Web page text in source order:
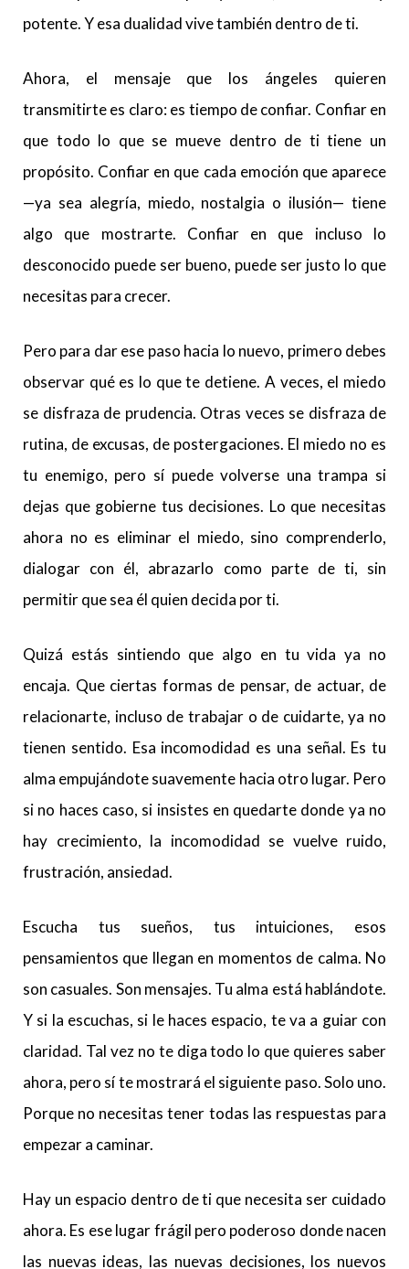
potente. Y esa dualidad vive también dentro de ti.
Ahora, el mensaje que los ángeles quieren
transmitirte es claro: es tiempo de confiar. Confiar en
que todo lo que se mueve dentro de ti tiene un
propósito. Confiar en que cada emoción que aparece
—ya sea alegría, miedo, nostalgia o ilusión— tiene
algo que mostrarte. Confiar en que incluso lo
desconocido puede ser bueno, puede ser justo lo que
necesitas para crecer.
Pero para dar ese paso hacia lo nuevo, primero debes
observar qué es lo que te detiene. A veces, el miedo
se disfraza de prudencia. Otras veces se disfraza de
rutina, de excusas, de postergaciones. El miedo no es
tu enemigo, pero sí puede volverse una trampa si
dejas que gobierne tus decisiones. Lo que necesitas
ahora no es eliminar el miedo, sino comprenderlo,
dialogar con él, abrazarlo como parte de ti, sin
permitir que sea él quien decida por ti.
Quizá estás sintiendo que algo en tu vida ya no
encaja. Que ciertas formas de pensar, de actuar, de
relacionarte, incluso de trabajar o de cuidarte, ya no
tienen sentido. Esa incomodidad es una señal. Es tu
alma empujándote suavemente hacia otro lugar. Pero
si no haces caso, si insistes en quedarte donde ya no
hay crecimiento, la incomodidad se vuelve ruido,
frustración, ansiedad.
Escucha tus sueños, tus intuiciones, esos
pensamientos que llegan en momentos de calma. No
son casuales. Son mensajes. Tu alma está hablándote.
Y si la escuchas, si le haces espacio, te va a guiar con
claridad. Tal vez no te diga todo lo que quieres saber
ahora, pero sí te mostrará el siguiente paso. Solo uno.
Porque no necesitas tener todas las respuestas para
empezar a caminar.
Hay un espacio dentro de ti que necesita ser cuidado
ahora. Es ese lugar frágil pero poderoso donde nacen
las nuevas ideas, las nuevas decisiones, los nuevos